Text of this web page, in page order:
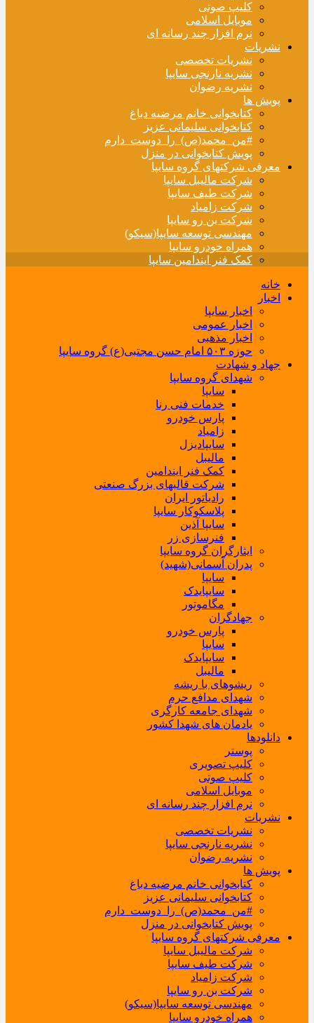
کلیپ صوتی
موبایل اسلامی
نرم افزار چند رسانه ای
نشریات
نشریات تخصصی
نشریه نارنجی سایپا
نشریه رضوان
پویش ها
کتابخوانی خانم مرضیه دباغ
کتابخوانی سلیمانی عزیز
#من_محمد(ص)_را_دوست_دارم
پویش کتابخوانی در منزل
معرفی شرکتهای گروه سایپا
شرکت مالیبل سایپا
شرکت طیف سایپا
شرکت زامیاد
شرکت بن رو سایپا
مهندسی توسعه سایپا(سیکو)
همراه خودرو سایپا
کمک فنر ایندامین سایپا
خانه
اخبار
اخبار سایپا
اخبار عمومی
اخبار مذهبی
حوزه ۵۰۳ امام حسن مجتبی(ع) گروه سایپا
جهاد و شهادت
شهدای گروه سایپا
سایپا
خدمات فنی رنا
پارس خودرو
زامیاد
سایپادیزل
مالیبل
کمک فنر ایندامین
شرکت قالبهای بزرگ صنعتی
رادیاتور ایران
پلاسکوکار سایپا
سایپا آذین
فنرسازی زر
ایثارگران گروه سایپا
پدران آسمانی(شهید)
سایپا
سایپایدک
مگاموتور
جهادگران
پارس خودرو
سایپا
سایپایدک
مالیبل
ریشوهای با ریشه
شهدای مدافع حرم
شهدای جامعه کارگری
یادمان های شهدا کشور
دانلودها
پوستر
کلیپ تصویری
کلیپ صوتی
موبایل اسلامی
نرم افزار چند رسانه ای
نشریات
نشریات تخصصی
نشریه نارنجی سایپا
نشریه رضوان
پویش ها
کتابخوانی خانم مرضیه دباغ
کتابخوانی سلیمانی عزیز
#من_محمد(ص)_را_دوست_دارم
پویش کتابخوانی در منزل
معرفی شرکتهای گروه سایپا
شرکت مالیبل سایپا
شرکت طیف سایپا
شرکت زامیاد
شرکت بن رو سایپا
مهندسی توسعه سایپا(سیکو)
همراه خودرو سایپا